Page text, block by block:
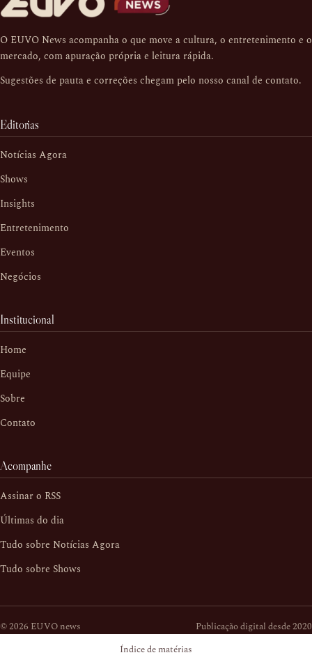
O EUVO News acompanha o que move a cultura, o entretenimento e o
mercado, com apuração própria e leitura rápida.
Sugestões de pauta e correções chegam pelo nosso canal de contato.
Editorias
Notícias Agora
Shows
Insights
Entretenimento
Eventos
Negócios
Institucional
Home
Equipe
Sobre
Contato
Acompanhe
Assinar o RSS
Últimas do dia
Tudo sobre Notícias Agora
Tudo sobre Shows
© 2026 EUVO news
Publicação digital desde 2020
Índice de matérias